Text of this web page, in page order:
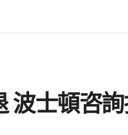
波士頓咨